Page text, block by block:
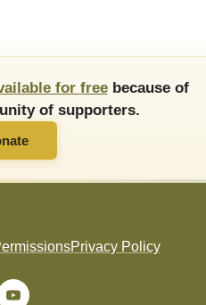
for freebecause of
of supporters.
Privacy Policy